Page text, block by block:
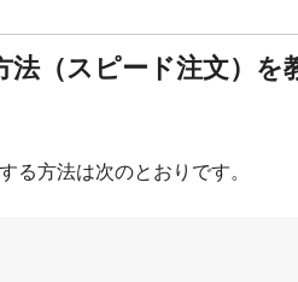
法（スピード注文）を
る方法は次のとおりです。